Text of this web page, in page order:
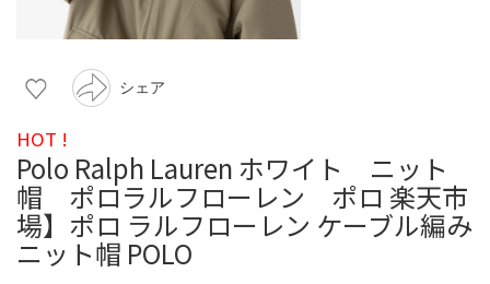
シェア
HOT !
Polo Ralph Lauren ホワイト ニット
帽 ポロラルフローレン ポロ 楽天市
場】ポロ ラルフローレン ケーブル編み
ニット帽 POLO